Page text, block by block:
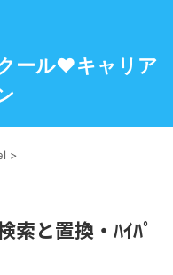
ール♥キャリア
>
と置換・ﾊｲﾊﾟ